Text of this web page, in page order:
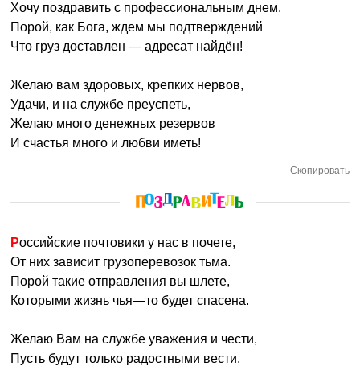
Хочу поздравить с профессиональным днем.
Порой, как Бога, ждем мы подтверждений
Что груз доставлен — адресат найдён!
Желаю вам здоровых, крепких нервов,
Удачи, и на службе преуспеть,
Желаю много денежных резервов
И счастья много и любви иметь!
Скопировать
Российские почтовики у нас в почете,
От них зависит грузоперевозок тьма.
Порой такие отправления вы шлете,
Которыми жизнь чья—то будет спасена.
Желаю Вам на службе уважения и чести,
Пусть будут только радостными вести.